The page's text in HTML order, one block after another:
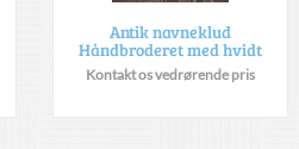
Antik navneklud
Håndbroderet med hvidt
Kontakt os vedrørende pris